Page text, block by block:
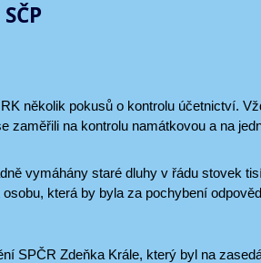
několik pokusů o kontrolu účetnictví.
zaměřili na kontrolu namátkovou a na
vymáhány staré dluhy v řádu stovek
která by byla za pochybení
SPČR Zdeňka Krále, který byl na